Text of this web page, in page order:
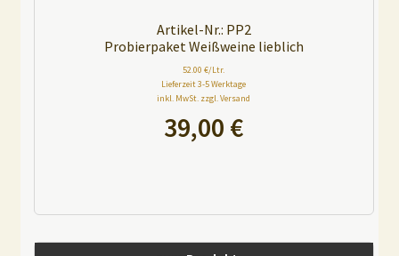
Artikel-Nr.: PP2
Probierpaket Weißweine lieblich
52.00 €/Ltr.
Lieferzeit 3-5 Werktage
inkl. MwSt. zzgl. Versand
39,00 €